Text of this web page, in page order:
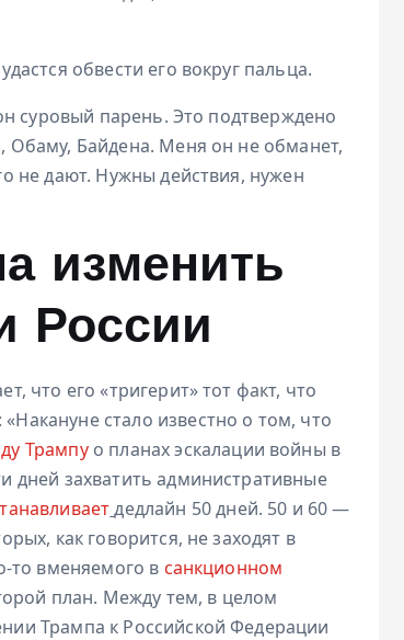
обвести его вокруг пальца.
суровый парень. Это подтверждено
Байдена. Меня он не обманет,
не дают. Нужны действия, нужен
изменить
России
что его «тригерит» тот факт, что
стало известно о том, что
Трампуо планах эскалации войны в
дней захватить административные
дедлайн 50 дней. 50 и 60 —
как говорится, не заходят в
то вменяемого в санкционном
план. Между тем, в целом
Трампа к Российской Федерации